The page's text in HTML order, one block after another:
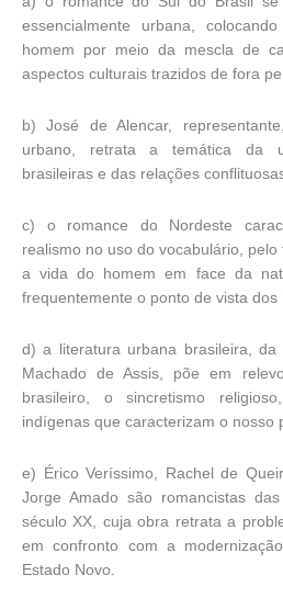
essencialmente urbana,
homem por meio da mescla de
aspectos culturais trazidos de fora
b) José de Alencar,
urbano, retrata a temática da
brasileiras e das relações
c) o romance do Nordeste
realismo no uso do vocabulário,
a vida do homem em face da
frequentemente o ponto de vista dos
d) a literatura urbana brasileira,
Machado de Assis, põe em
brasileiro, o sincretismo
indígenas que caracterizam o nosso
e) Érico Veríssimo, Rachel de
Jorge Amado são romancistas
século XX, cuja obra retrata a
em confronto com a
Estado Novo.